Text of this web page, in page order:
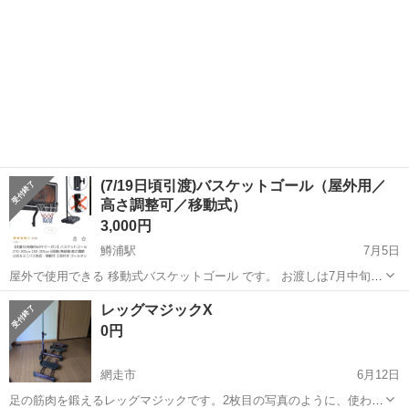
(7/19日頃引渡)バスケットゴール（屋外用／
高さ調整可／移動式）
3,000円
鱒浦駅
7月5日
屋外で使用できる 移動式バスケットゴール です。 お渡しは7月中旬に
なります。 子どもの練習用に使っていました。 屋外でそのまま使える
ので、庭や駐車場に設置したい方におすすめです。 高さ調整が可能
で、子ども〜大人まで使え...
北海道 網走市 鱒浦駅 バスケットボール
レッグマジックX
0円
網走市
6月12日
足の筋肉を鍛えるレッグマジックです。2枚目の写真のように、使わな